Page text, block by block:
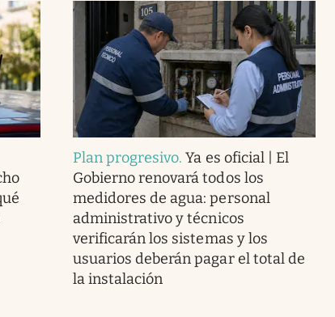
Plan progresivo.Ya es oficial | El
Gobierno renovará todos los
medidores de agua: personal
administrativo y técnicos
verificarán los sistemas y los
usuarios deberán pagar el total de
la instalación